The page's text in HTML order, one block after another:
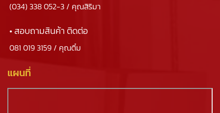
(034) 338 052-3 / คุณสิริมา
• สอบถามสินค้า ติดต่อ
081 019 3159 / คุณติ๋ม
แผนที่